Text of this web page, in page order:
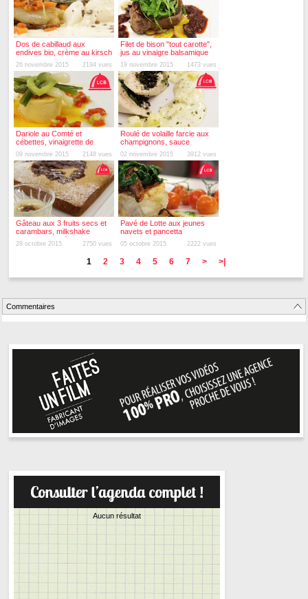
Dos de cabillaud aux
endives bio, crème au kirsch
de la Marsotte et lentilles
vertes
26 novembre 2015 2194 vues
Filet de bison "tout carotte",
jus au vinaigre balsamique
19 novembre 2015 1473 vues
Dariole au Comté et
cébettes, vinaigrette de
poivron rouge
09 novembre 2015 2148 vues
Roulé de volaille farcie aux
champignons, sauce
Chardonnay Savagnin
estragon
02 novembre 2015 3912 vues
Gâteau aux 3 fruits secs et
carambars, milkshake
banane chicorée
28 octobre 2015 2750 vues
Pavé de Lotte aux jeunes
navets et pancetta
05 octobre 2015 2222 vues
1 2 3 4 5 6 7 > >|
Commentaires
Aucun résultat